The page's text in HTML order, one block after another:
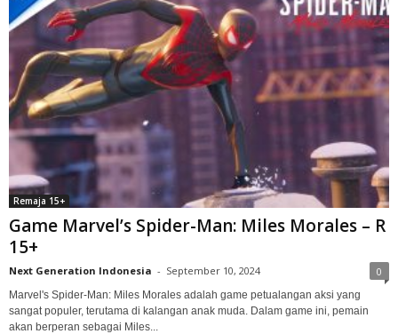
Remaja 15+
Game Marvel’s Spider-Man: Miles Morales – R
15+
Next Generation Indonesia - September 10, 2024 0
Marvel's Spider-Man: Miles Morales adalah game petualangan aksi yang
sangat populer, terutama di kalangan anak muda. Dalam game ini, pemain
akan berperan sebagai Miles...